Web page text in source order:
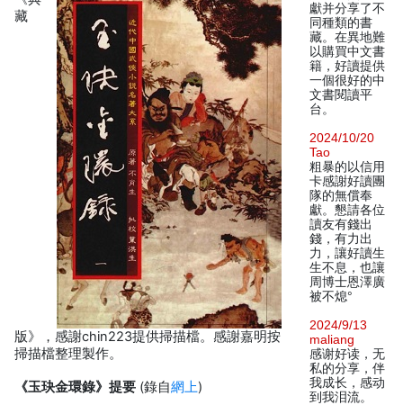
藏
版》，感謝chin223提供掃描檔。感謝嘉明按
掃描檔整理製作。
《玉玦金環錄》提要 (錄自網上)
獻并分享了不
同種類的書
藏。在異地難
以購買中文書
籍，好讀提供
一個很好的中
文書閱讀平
台。
2024/10/20
Tao
粗暴的以信用
卡感謝好讀團
隊的無償奉
獻。懇請各位
讀友有錢出
錢，有力出
力，讓好讀生
生不息，也讓
周博士恩澤廣
被不熄°
2024/9/13
maliang
感谢好读，无
私的分享，伴
我成长，感动
到我泪流。